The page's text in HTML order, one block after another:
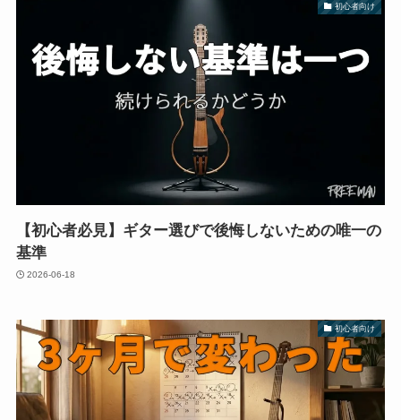
初心者向け
【初心者必見】ギター選びで後悔しないための唯一の
基準
2026-06-18
初心者向け